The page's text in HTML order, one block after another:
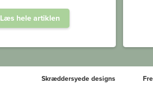
Læs hele artiklen
Skræddersyede designs